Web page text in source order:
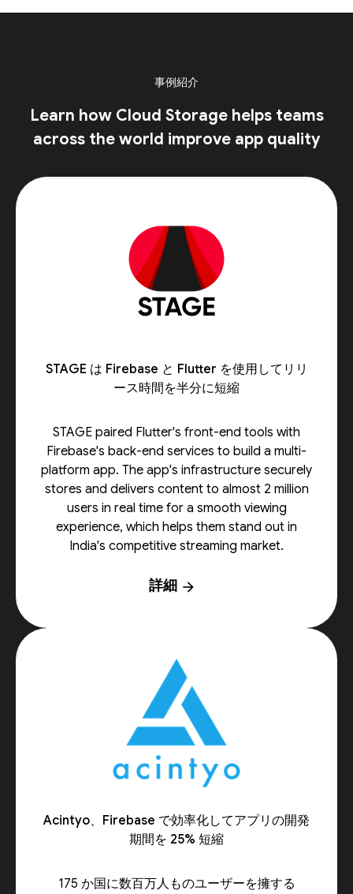
事例紹介
Learn how Cloud Storage helps teams
across the world improve app quality
STAGE は Firebase と Flutter を使用してリリ
ース時間を半分に短縮
STAGE paired Flutter's front-end tools with
Firebase's back-end services to build a multi-
platform app. The app's infrastructure securely
stores and delivers content to almost 2 million
users in real time for a smooth viewing
experience, which helps them stand out in
India's competitive streaming market.
詳細 arrow_forward
Acintyo、Firebase で効率化してアプリの開発
期間を 25% 短縮
175 か国に数百万人ものユーザーを擁する